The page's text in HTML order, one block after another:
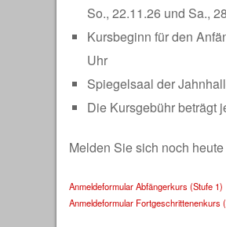
So., 22.11.26 und Sa.,
Kursbeginn für den
Uhr
Spiegelsaal der
Die Kursgebühr beträgt
Melden Sie sich noch
Anmeldeformular Abfängerkurs (Stufe 1)
Anmeldeformular Fortgeschrittenenkurs